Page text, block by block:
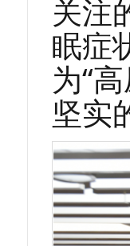
关注
眠症
为“
坚实